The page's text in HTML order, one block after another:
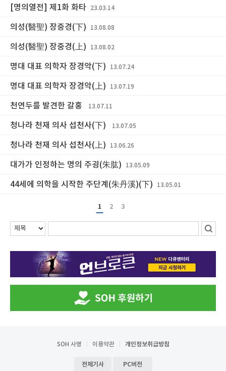
[명의열전] 제1화 화타 23.03.14
의성(醫聖) 장중경(下) 13.08.08
의성(醫聖) 장중경(上) 13.08.02
명대 대표 의학자 장경악(下) 13.07.24
명대 대표 의학자 장경악(上) 13.07.19
천연두를 발견한 갈홍 13.07.11
청나라 천재 의사 섭천사(下) 13.07.05
청나라 천재 의사 섭천사(上) 13.06.26
대가가 인정하는 명의 주굉(朱肱) 13.05.09
44세에 의학을 시작한 주단계(朱丹溪)(下) 13.05.01
1 2 3
SOH 사명 이용약관 개인정보취급방침
전체기사 PC버전